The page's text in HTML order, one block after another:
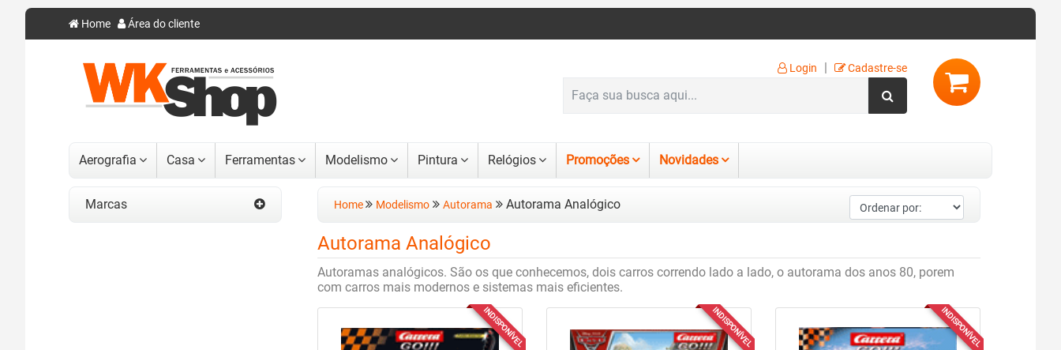
Home Área do cliente
Login | Cadastre-se
Aerografia Casa Ferramentas Modelismo Pintura Relógios Promoções Novidades
Marcas Home Modelismo Autorama Autorama Analógico
Autorama Analógico
Autoramas analógicos. São os que conhecemos, dois carros correndo lado a lado, o autorama dos anos 80, porem
com carros mais modernos e sistemas mais eficientes.
INDISPONÍVEL INDISPONÍVEL INDISPONÍVEL